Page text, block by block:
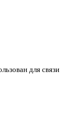
для связи